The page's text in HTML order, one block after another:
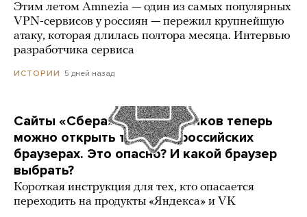
Этим летом Amnezia — один из самых популярных
VPN-сервисов у россиян — пережил крупнейшую
атаку, которая длилась полтора месяца. Интервью
разработчика сервиса
ИСТОРИИ 5 дней назад
Сайты «Сбера» и других банков теперь
можно открыть только в российских
браузерах. Это опасно? И какой браузер
выбрать?
Короткая инструкция для тех, кто опасается
переходить на продукты «Яндекса» и VK